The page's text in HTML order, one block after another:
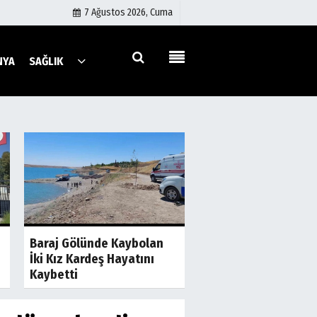
7 Ağustos 2026, Cuma
SAĞLIK
İletişim
Çerez Politikası
Gizlilik İlkeleri
Son Dakika
Baraj Gölünde Kaybolan
İki Kız Kardeş Hayatını
Kaybetti